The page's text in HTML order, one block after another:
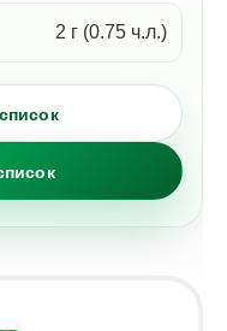
2 г (0.75 ч.л.)